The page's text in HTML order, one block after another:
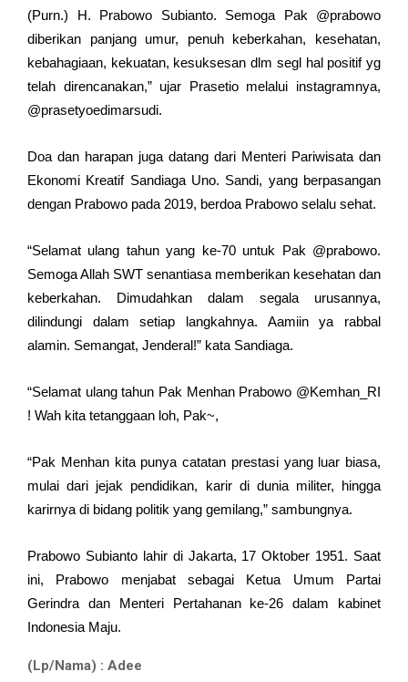
(Purn.) H. Prabowo Subianto. Semoga Pak @prabowo
diberikan panjang umur, penuh keberkahan, kesehatan,
kebahagiaan, kekuatan, kesuksesan dlm segl hal positif yg
telah direncanakan,” ujar Prasetio melalui instagramnya,
@prasetyoedimarsudi.
Doa dan harapan juga datang dari Menteri Pariwisata dan
Ekonomi Kreatif Sandiaga Uno. Sandi, yang berpasangan
dengan Prabowo pada 2019, berdoa Prabowo selalu sehat.
“Selamat ulang tahun yang ke-70 untuk Pak @prabowo.
Semoga Allah SWT senantiasa memberikan kesehatan dan
keberkahan. Dimudahkan dalam segala urusannya,
dilindungi dalam setiap langkahnya. Aamiin ya rabbal
alamin. Semangat, Jenderal!” kata Sandiaga.
“Selamat ulang tahun Pak Menhan Prabowo @Kemhan_RI
! Wah kita tetanggaan loh, Pak~,
“Pak Menhan kita punya catatan prestasi yang luar biasa,
mulai dari jejak pendidikan, karir di dunia militer, hingga
karirnya di bidang politik yang gemilang,” sambungnya.
Prabowo Subianto lahir di Jakarta, 17 Oktober 1951. Saat
ini, Prabowo menjabat sebagai Ketua Umum Partai
Gerindra dan Menteri Pertahanan ke-26 dalam kabinet
Indonesia Maju.
(Lp/Nama) : Adee